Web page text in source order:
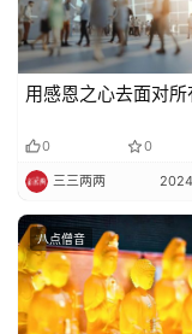
术
政
策
法
规
免
责
声
明
用感恩之心去面对所
0 0
三三两两
八点僧音